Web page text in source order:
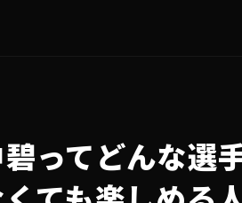
ってどんな選